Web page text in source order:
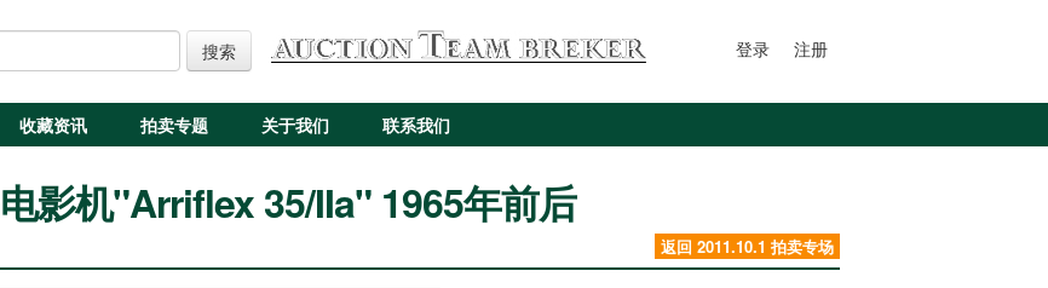
搜索 登录 注册
收藏资讯 拍卖专题 关于我们 联系我们
影机"Arriflex 35/IIa" 1965年前后
返回 2011.10.1 拍卖专场